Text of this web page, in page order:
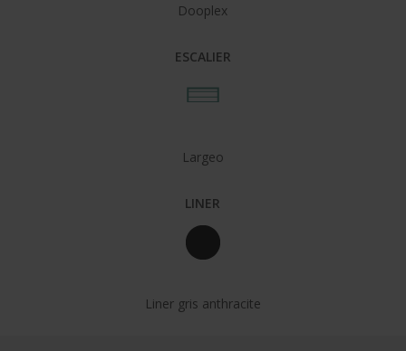
Dooplex
ESCALIER
Largeo
LINER
Liner gris anthracite